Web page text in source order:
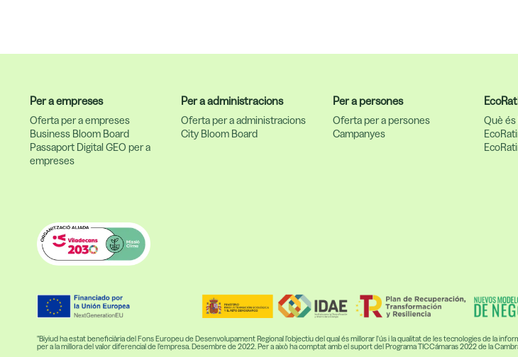
Per a empreses
Oferta per a empreses
Business Bloom Board
Passaport Digital GEO per a
empreses
Per a administracions
Oferta per a administracions
City Bloom Board
Per a persones
Oferta per a persones
Campanyes
Què és
"Biyiud ha estat beneficiària del Fons Europeu de Desenvolupament Regional l'objectiu del qual és millorar l'ús i la qualitat de les tecnologies de la
per a la millora del valor diferencial de l'empresa. Desembre de 2022. Per a això ha comptat amb el suport del Programa TICCámaras 2022 de la